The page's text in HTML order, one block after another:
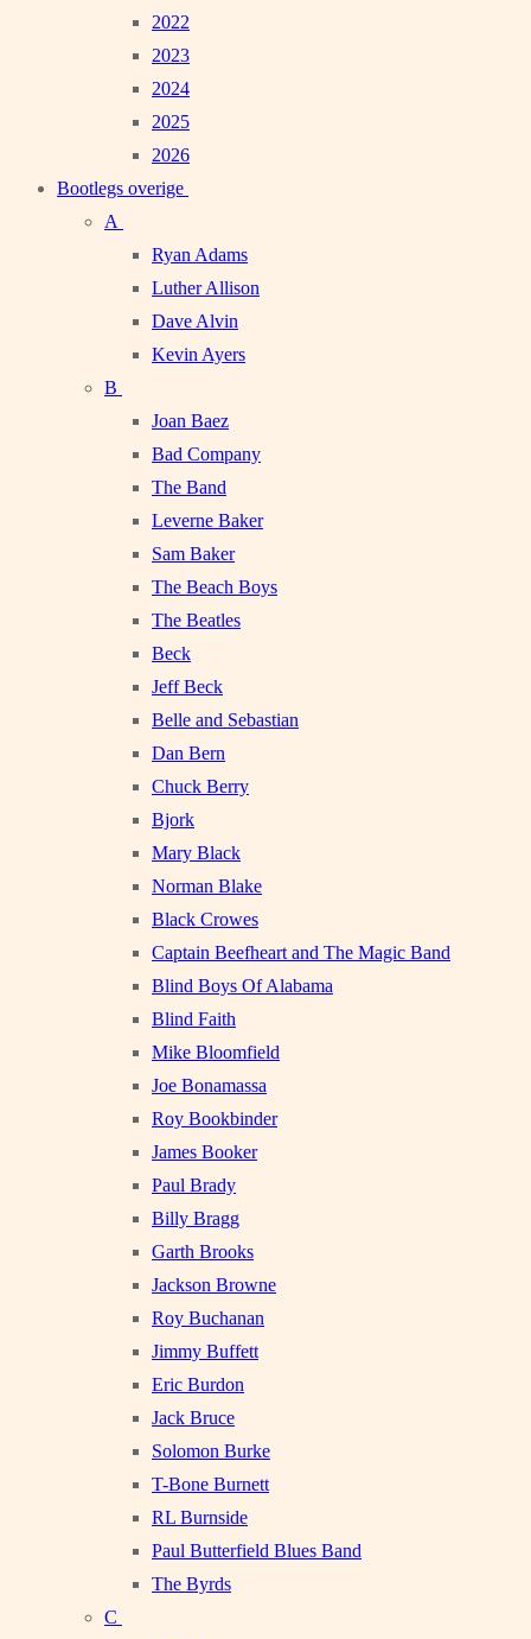
2022
2023
2024
2025
2026
Bootlegs overige
A
Ryan Adams
Luther Allison
Dave Alvin
Kevin Ayers
B
Joan Baez
Bad Company
The Band
Leverne Baker
Sam Baker
The Beach Boys
The Beatles
Beck
Jeff Beck
Belle and Sebastian
Dan Bern
Chuck Berry
Bjork
Mary Black
Norman Blake
Black Crowes
Captain Beefheart and The Magic Band
Blind Boys Of Alabama
Blind Faith
Mike Bloomfield
Joe Bonamassa
Roy Bookbinder
James Booker
Paul Brady
Billy Bragg
Garth Brooks
Jackson Browne
Roy Buchanan
Jimmy Buffett
Eric Burdon
Jack Bruce
Solomon Burke
T-Bone Burnett
RL Burnside
Paul Butterfield Blues Band
The Byrds
C